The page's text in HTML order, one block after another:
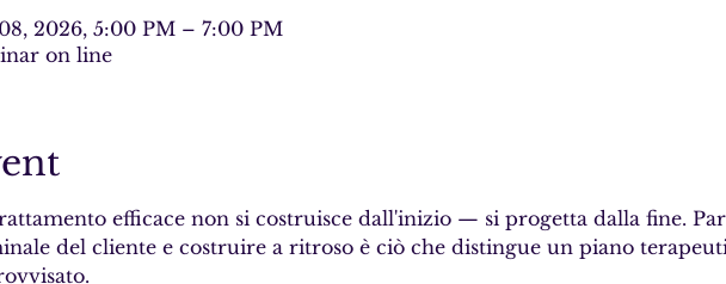
2026, 5:00 PM – 7:00 PM
on line
efficace non si costruisce dall'inizio — si progetta dalla fine.
del cliente e costruire a ritroso è ciò che distingue un piano